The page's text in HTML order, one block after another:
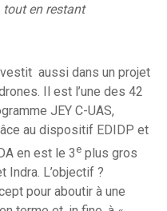
tout en restant
aussi dans un projet
Il est l’une des 42
JEY C-UAS,
au dispositif EDIDP et
en est le 3e plus gros
Indra. L’objectif ?
pour aboutir à une